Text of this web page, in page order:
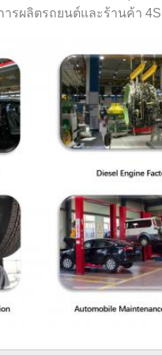
รผลิตรถยนต์และร้านค้า